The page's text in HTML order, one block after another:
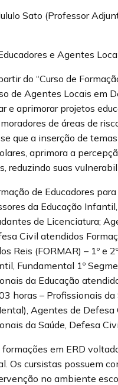
Sato (Professor
e Agentes
do “Curso de
de Agentes Locais em
e aprimorar projetos
de áreas de
que a inserção de
aprimora a
reduzindo suas
de Educadores
da Educação
de Licenciatura;
Civil atendidos
Reis (FORMAR) – 1º e
Fundamental 1º
da Educação
horas – Profissionais
Agentes de
da Saúde, Defesa
em ERD
Os cursistas possuem
no ambiente